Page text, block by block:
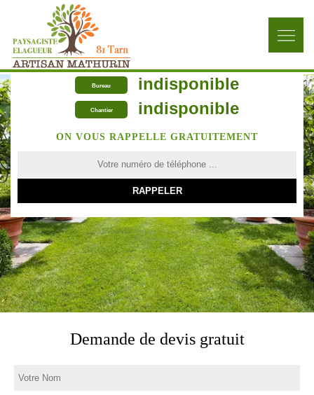
Bureau indisponible
Chantier indisponible
ON VOUS RAPPELLE GRATUITEMENT
Demande de devis gratuit